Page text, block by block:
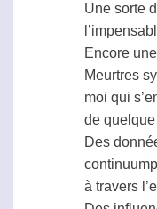
Une sorte
Encore
Meurtres
moi qui
de quelque
Des
à travers